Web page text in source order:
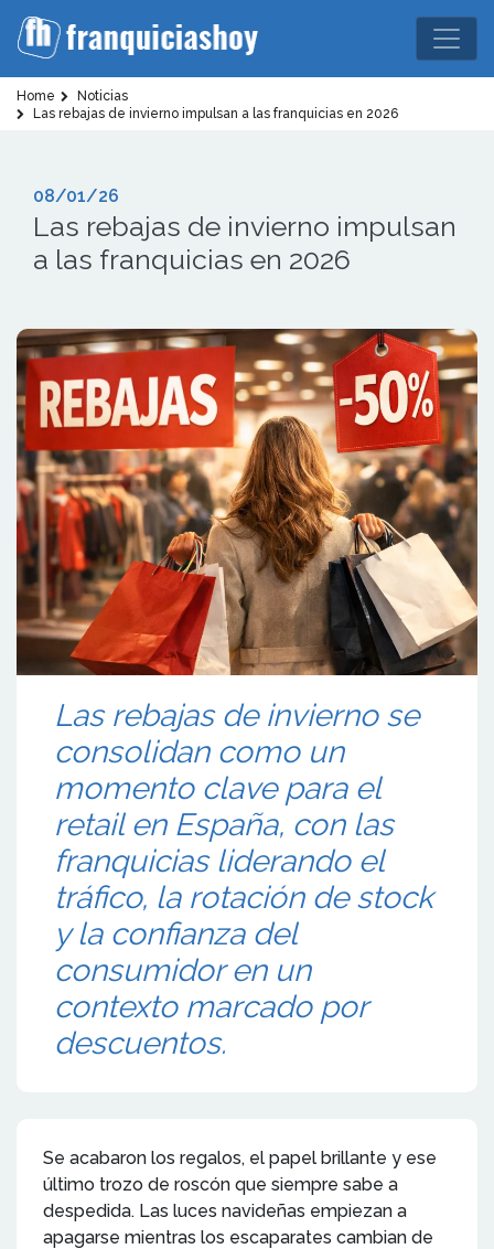
Home
Noticias
Las rebajas de invierno impulsan a las franquicias en 2026
08/01/26
Las rebajas de invierno impulsan
a las franquicias en 2026
Las rebajas de invierno se
consolidan como un
momento clave para el
retail en España, con las
franquicias liderando el
tráfico, la rotación de stock
y la confianza del
consumidor en un
contexto marcado por
descuentos.
Se acabaron los regalos, el papel brillante y ese
último trozo de roscón que siempre sabe a
despedida. Las luces navideñas empiezan a
apagarse mientras los escaparates cambian de